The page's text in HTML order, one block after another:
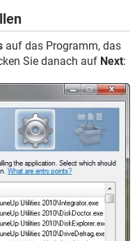
auf das Programm, das
Sie danach auf Next: